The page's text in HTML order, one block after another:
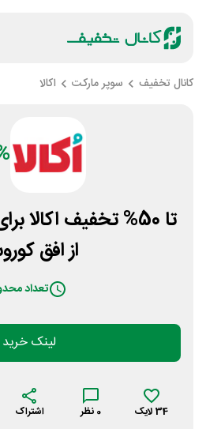
کانال تخفیف سوپر مارکت اکالا
تا 50% تخفیف
از افق
تعداد
لینک خرید
34لایک 0 نظر اشتراک